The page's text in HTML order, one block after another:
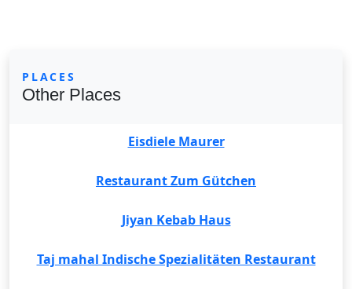
PLACES
Other Places
Eisdiele Maurer
Restaurant Zum Gütchen
Jiyan Kebab Haus
Taj mahal Indische Spezialitäten Restaurant